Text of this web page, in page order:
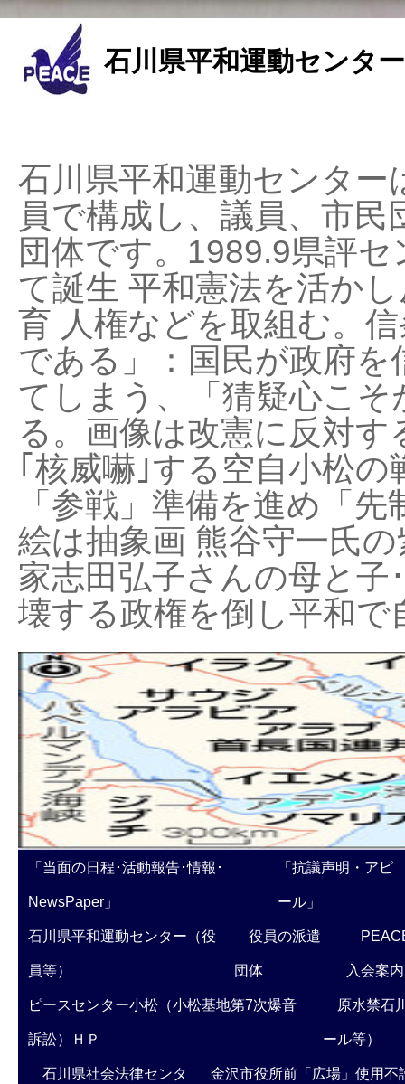
石川県平和運動センタ
石川県平和運動センタ
員で構成し、議員、市
団体です。1989.9県評
て誕生 平和憲法を活か
育 人権などを取組む。
である」：国民が政府
てしまう、「猜疑心こ
る。画像は改憲に反対
｢核威嚇｣する空自小松
「参戦」準備を進め「
絵は抽象画 熊谷守一氏
家志田弘子さんの母と子
壊する政権を倒し平和
「当面の日程･活動報告･情報･
NewsPaper」
「抗議声明・アピ
ール」
石川県平和運動センター（役
員等）
役員の派遣
団体 入会案内
ピースセンター小松（小松基地第7次爆音
訴訟）ＨＰ
原水禁石
ール等）
石川県社会法律センタ 金沢市役所前「広場」使用不